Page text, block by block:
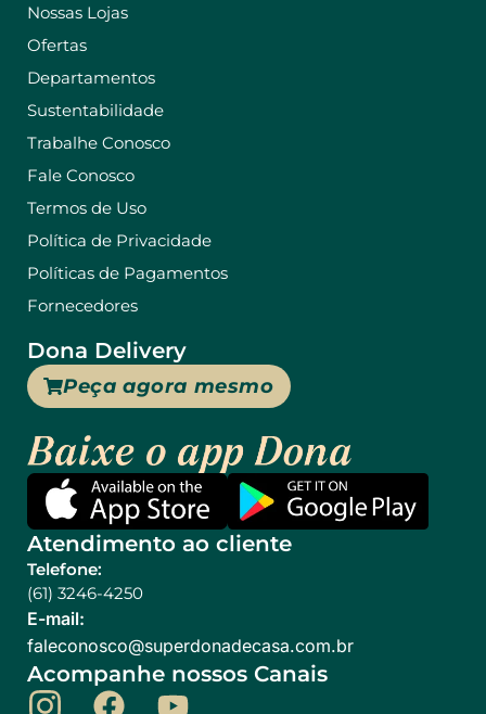
Nossas Lojas
Ofertas
Departamentos
Sustentabilidade
Trabalhe Conosco
Fale Conosco
Termos de Uso
Política de Privacidade
Políticas de Pagamentos
Fornecedores
Dona Delivery
Peça agora mesmo
Atendimento ao cliente
Telefone:
(61) 3246-4250
E-mail:
rb.moc.asacedanodrepus
@ocsonocelaf
Acompanhe nossos Canais